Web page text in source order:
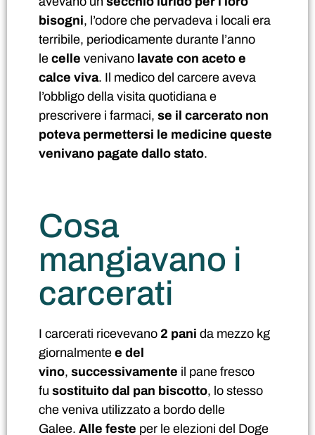
bisogni, l’odore che pervadeva i locali era
terribile, periodicamente durante l’anno
le celle venivano lavate con aceto e
calce viva. Il medico del carcere aveva
l’obbligo della visita quotidiana e
prescrivere i farmaci, se il carcerato non
poteva permettersi le medicine queste
venivano pagate dallo stato.
Cosa
mangiavano i
carcerati
I carcerati ricevevano 2 pani da mezzo kg
giornalmente e del
vino, successivamente il pane fresco
fu sostituito dal pan biscotto, lo stesso
che veniva utilizzato a bordo delle
Galee. Alle feste per le elezioni del Doge